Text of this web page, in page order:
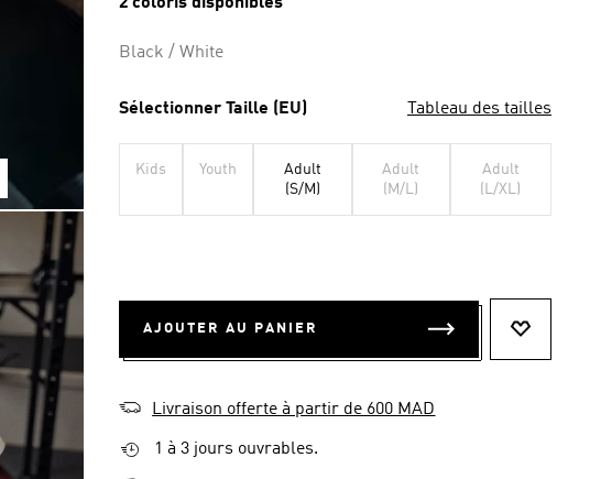
Black / White
Sélectionner Taille (EU) Tableau des tailles
Kids Youth
Adult
(S/M)
Adult
(M/L)
Adult
(L/XL)
AJOUTER AU PANIER
Livraison offerte à partir de 600 MAD
1 à 3 jours ouvrables.